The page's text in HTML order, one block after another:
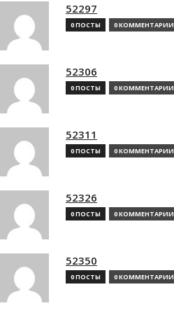
52297
0 ПОСТЫ 0 КОММЕНТАРИИ
52306
0 ПОСТЫ 0 КОММЕНТАРИИ
52311
0 ПОСТЫ 0 КОММЕНТАРИИ
52326
0 ПОСТЫ 0 КОММЕНТАРИИ
52350
0 ПОСТЫ 0 КОММЕНТАРИИ